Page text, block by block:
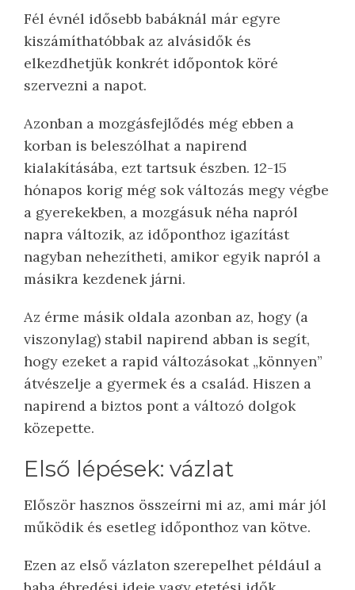
Fél évnél idősebb babáknál már egyre
kiszámíthatóbbak az alvásidők és
elkezdhetjük konkrét időpontok köré
szervezni a napot.
Azonban a mozgásfejlődés még ebben a
korban is beleszólhat a napirend
kialakításába, ezt tartsuk észben. 12-15
hónapos korig még sok változás megy végbe
a gyerekekben, a mozgásuk néha napról
napra változik, az időponthoz igazítást
nagyban nehezítheti, amikor egyik napról a
másikra kezdenek járni.
Az érme másik oldala azonban az, hogy (a
viszonylag) stabil napirend abban is segít,
hogy ezeket a rapid változásokat „könnyen”
átvészelje a gyermek és a család. Hiszen a
napirend a biztos pont a változó dolgok
közepette.
Első lépések: vázlat
Először hasznos összeírni mi az, ami már jól
működik és esetleg időponthoz van kötve.
Ezen az első vázlaton szerepelhet például a